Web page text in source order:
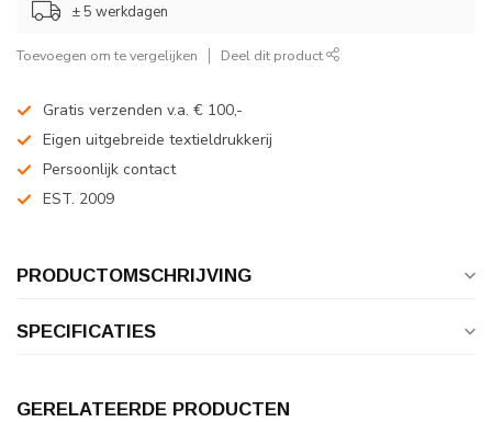
± 5 werkdagen
Toevoegen om te vergelijken Deel dit product
Gratis verzenden v.a. € 100,-
Eigen uitgebreide textieldrukkerij
Persoonlijk contact
EST. 2009
PRODUCTOMSCHRIJVING
SPECIFICATIES
GERELATEERDE PRODUCTEN